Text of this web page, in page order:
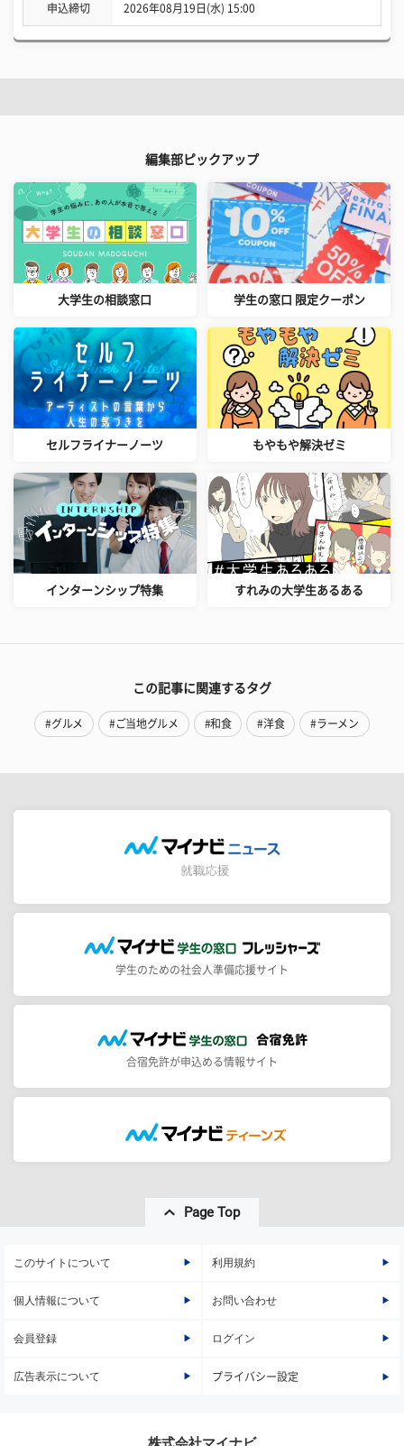
申込締切 2026年08月19日(水) 15:00
編集部ピックアップ
大学生の相談窓口 学生の窓口 限定クーポン
セルフライナーノーツ もやもや解決ゼミ
インターンシップ特集 すれみの大学生あるある
この記事に関連するタグ
#グルメ #ご当地グルメ #和食 #洋食 #ラーメン
学生のための社会人準備応援サイト
合宿免許が申込める情報サイト
Page Top
このサイトについて 利用規約
個人情報について お問い合わせ
会員登録 ログイン
広告表示について プライバシー設定
株式会社マイナビ